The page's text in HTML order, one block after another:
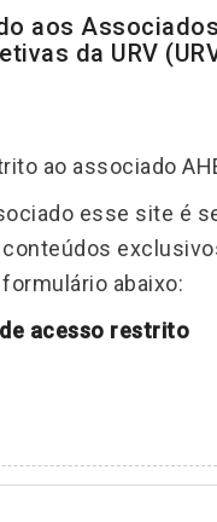
aos
da URV
ao associado
esse site é
abaixo:
acesso restrito